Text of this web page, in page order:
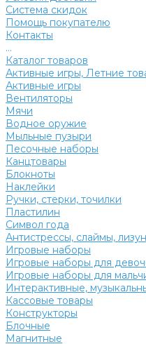
Система скидок
Помощь покупателю
Контакты
...
Каталог товаров
Активные игры, Летние
Активные игры
Вентиляторы
Мячи
Водное оружие
Мыльные пузыри
Песочные наборы
Канцтовары
Блокноты
Наклейки
Ручки, стерки, точилки
Пластилин
Символ года
Антистрессы, слаймы,
Игровые наборы
Игровые наборы для
Игровые наборы для
Интерактивные,
Кассовые товары
Конструкторы
Блочные
Магнитные